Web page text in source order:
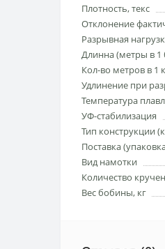
Плотность, текс
Отклонение
Разрывная
Длинна (метры в 1
Кол-во метров в 1
Удлинение при
Температура
УФ-стабилизация
Тип конструкции
Поставка
Вид намотки
Количество
Вес бобины, кг